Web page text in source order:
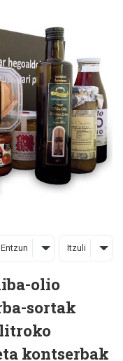
Entzun Itzuli
olio
sortak
litroko
kontserbak